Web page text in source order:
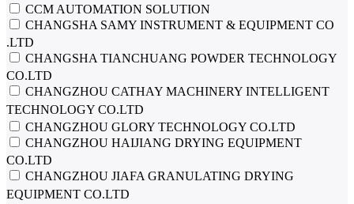
CCM AUTOMATION SOLUTION
CHANGSHA SAMY INSTRUMENT & EQUIPMENT CO
.LTD
CHANGSHA TIANCHUANG POWDER TECHNOLOGY
CO.LTD
CHANGZHOU CATHAY MACHINERY INTELLIGENT
TECHNOLOGY CO.LTD
CHANGZHOU GLORY TECHNOLOGY CO.LTD
CHANGZHOU HAIJIANG DRYING EQUIPMENT
CO.LTD
CHANGZHOU JIAFA GRANULATING DRYING
EQUIPMENT CO.LTD